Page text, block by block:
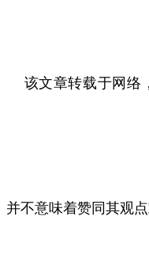
该文章转载于网络
并不意味着赞同其观